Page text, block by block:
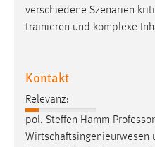
verschiedene Szenarien
trainieren und komplexe
Kontakt
Relevanz:
pol. Steffen Hamm
Wirtschaftsingenieurwesen